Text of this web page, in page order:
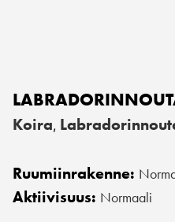
Koira,
Ruumiinrakenne:
Aktiivisuus: Normaali